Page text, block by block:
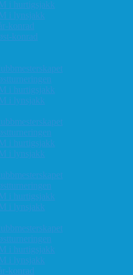
i hurtigsjakk
i lynsjakk
konrad
konrad
i hurtigsjakk
i lynsjakk
i hurtigsjakk
i lynsjakk
i hurtigsjakk
i lynsjakk
i hurtigsjakk
i lynsjakk
konrad